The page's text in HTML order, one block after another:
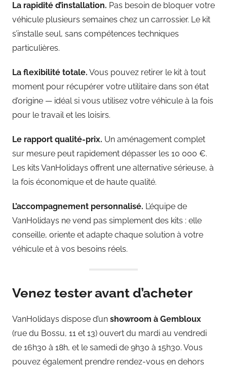
La rapidité d’installation. Pas besoin de bloquer votre
véhicule plusieurs semaines chez un carrossier. Le kit
s’installe seul, sans compétences techniques
particulières.
La flexibilité totale. Vous pouvez retirer le kit à tout
moment pour récupérer votre utilitaire dans son état
d’origine — idéal si vous utilisez votre véhicule à la fois
pour le travail et les loisirs.
Le rapport qualité-prix. Un aménagement complet
sur mesure peut rapidement dépasser les 10 000 €.
Les kits VanHolidays offrent une alternative sérieuse, à
la fois économique et de haute qualité.
L’accompagnement personnalisé. L’équipe de
VanHolidays ne vend pas simplement des kits : elle
conseille, oriente et adapte chaque solution à votre
véhicule et à vos besoins réels.
Venez tester avant d’acheter
VanHolidays dispose d’un showroom à Gembloux
(rue du Bossu, 11 et 13) ouvert du mardi au vendredi
de 16h30 à 18h, et le samedi de 9h30 à 15h30. Vous
pouvez également prendre rendez-vous en dehors